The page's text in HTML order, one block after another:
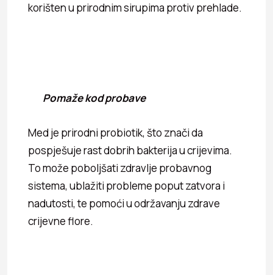
korišten u prirodnim sirupima protiv prehlade.
Pomaže kod probave
Med je prirodni probiotik, što znači da
pospješuje rast dobrih bakterija u crijevima.
To može poboljšati zdravlje probavnog
sistema, ublažiti probleme poput zatvora i
nadutosti, te pomoći u održavanju zdrave
crijevne flore.